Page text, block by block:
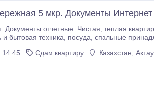
5 мкр. Документы Интернет
теплая квартира, без посторонних запахов. есть Всё для комфортного проживания:
принадлежности, чистое отглаженное постельное бельё, махровые
Riviera Grand Palace".
14:45 Сдам квартиру Казахстан, Актау